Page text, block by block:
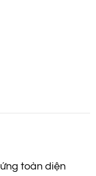
toàn diện